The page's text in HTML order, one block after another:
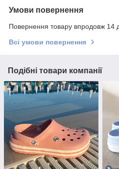
Умови повернення
Повернення товару впродовж 14
Всі умови повернення
Подібні товари компанії